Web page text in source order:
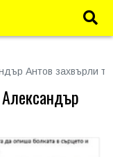
Антов захвърли